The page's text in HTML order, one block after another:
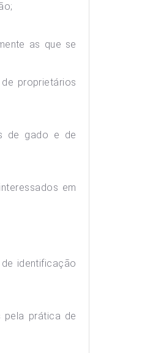
as que se
proprietários
de gado e de
em
identificação
pela prática de